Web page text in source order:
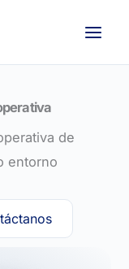
de
entorno